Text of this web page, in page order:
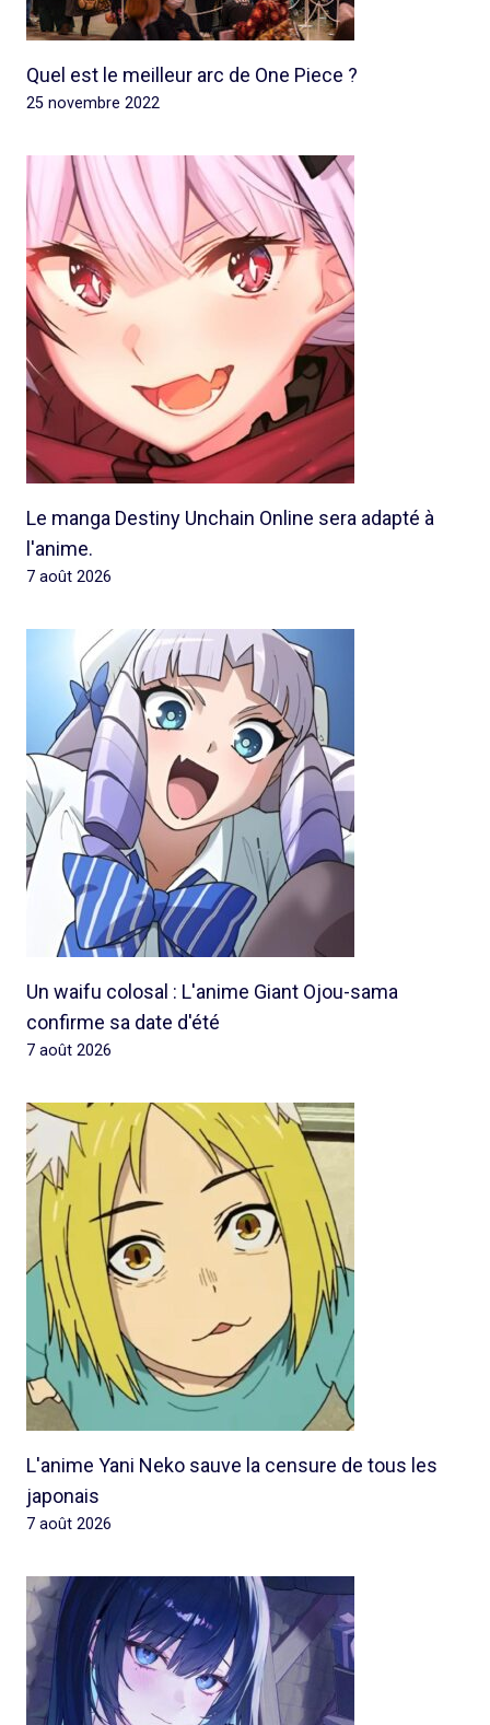
Quel est le meilleur arc de One Piece ?
25 novembre 2022
Le manga Destiny Unchain Online sera adapté à
l'anime.
7 août 2026
Un waifu colosal : L'anime Giant Ojou-sama
confirme sa date d'été
7 août 2026
L'anime Yani Neko sauve la censure de tous les
japonais
7 août 2026